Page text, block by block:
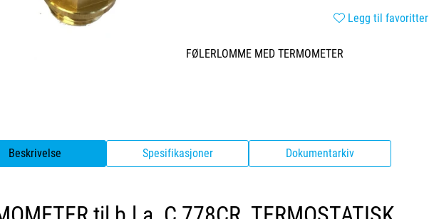
Legg til favoritter
FØLERLOMME MED TERMOMETER
Beskrivelse Spesifikasjoner Dokumentarkiv